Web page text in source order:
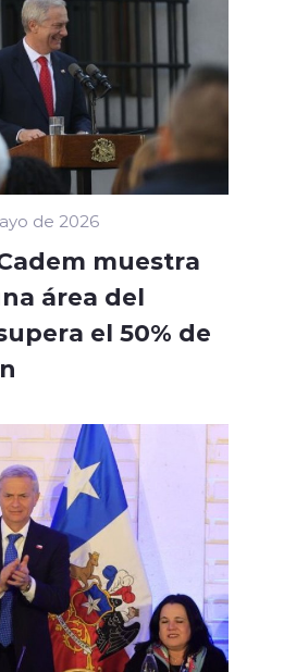
de 2026
muestra
área del
el 50% de